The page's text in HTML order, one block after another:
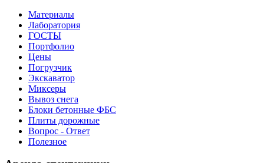
Материалы
Лаборатория
ГОСТЫ
Портфолио
Цены
Погрузчик
Экскаватор
Миксеры
Вывоз снега
Блоки бетонные ФБС
Плиты дорожные
Вопрос - Ответ
Полезное